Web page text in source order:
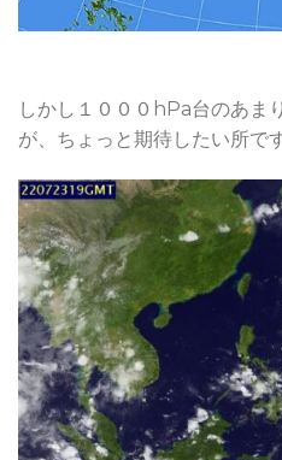
しかし１０００hPa台のあま
が、ちょっと期待したい所で